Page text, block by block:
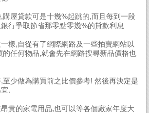
購屋貸款可是十幾%起跳的,而且每到一段
行爭取節省那零點零幾%的貸款利息
樣,自從有了網際網路及一些拍賣網站以
的任何物品,就會先在網路搜尋新品價格也
至少做為購買前之比價參考! 然後再決定是
.
貴的家電用品,也可以等各個廠家年度大